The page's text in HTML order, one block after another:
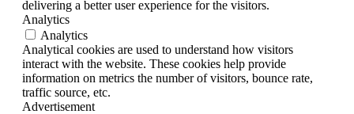
delivering a better user experience for the visitors.
Analytics
Analytics
Analytical cookies are used to understand how visitors
interact with the website. These cookies help provide
information on metrics the number of visitors, bounce rate,
traffic source, etc.
Advertisement